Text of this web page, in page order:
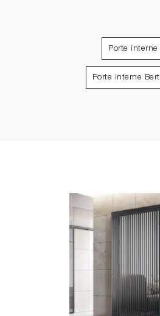
Porte interne
Porte interne